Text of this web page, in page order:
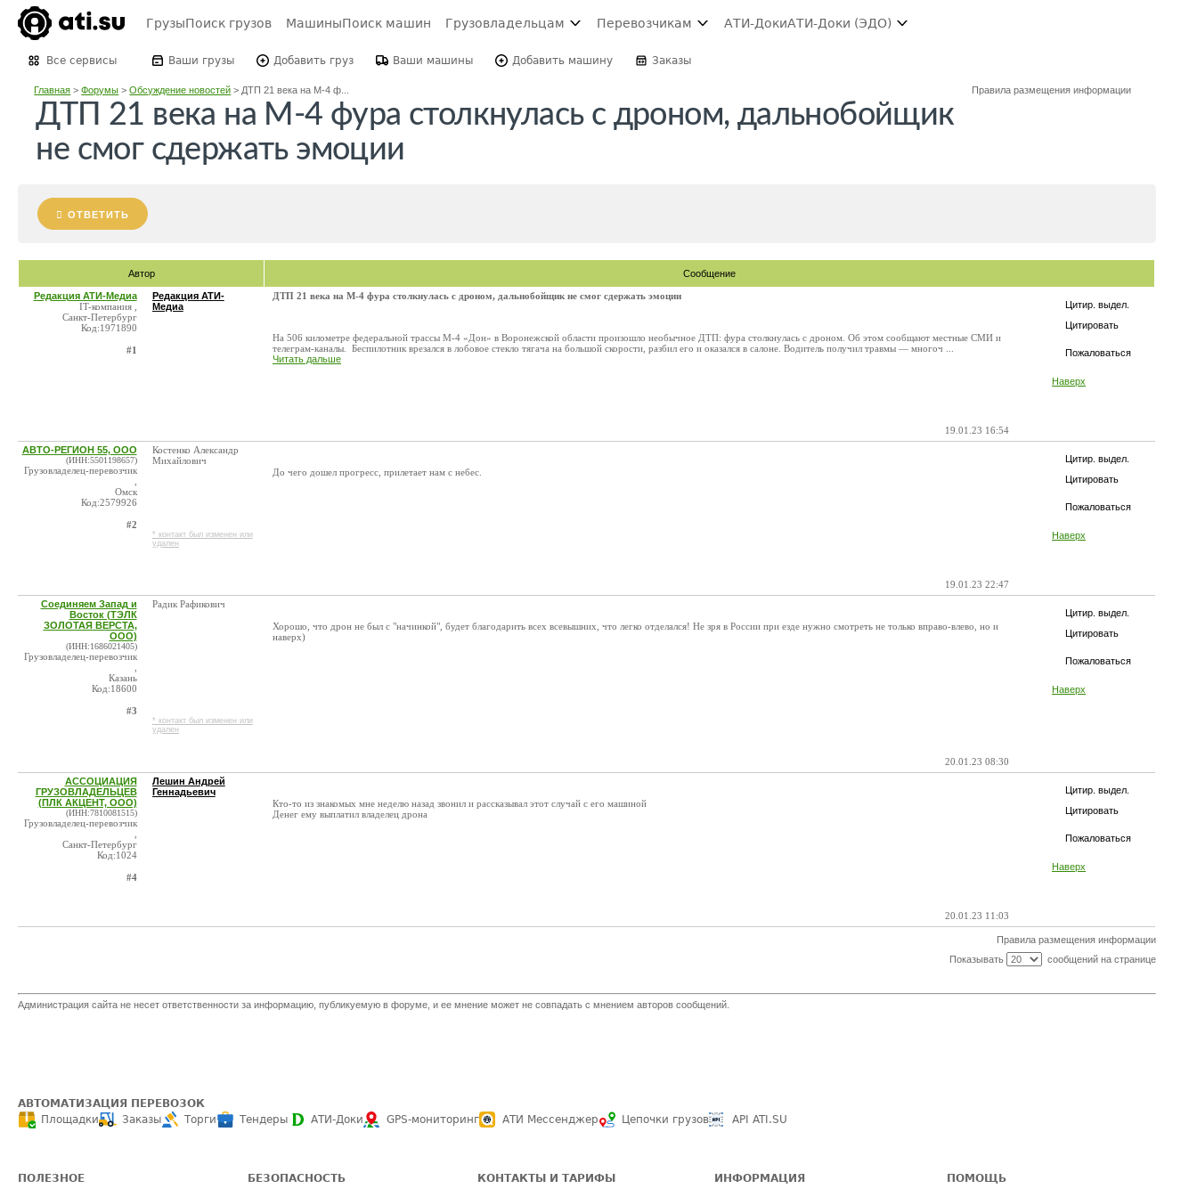
ГрузыПоиск грузов МашиныПоиск машин Грузовладельцам Перевозчикам АТИ-ДокиАТИ-Доки (ЭДО)
Все сервисы Ваши грузы Добавить груз Ваши машины Добавить машину Заказы
Главная >Форумы >Обсуждение новостей > ДТП 21 века на М-4 ф... Правила размещения информации
ДТП 21 века на М-4 фура столкнулась с дроном, дальнобойщик
не смог сдержать эмоции
ОТВЕТИТЬ
Автор Сообщение
Цитир. выдел.
Цитировать
Пожаловаться
Наверх
Редакция АТИ-Медиа
IT-компания ,
Санкт-Петербург
Код:1971890
#1
Редакция АТИ-
Медиа
ДТП 21 века на М-4 фура столкнулась с дроном, дальнобойщик не смог сдержать эмоции
На 506 километре федеральной трассы М-4 «Дон» в Воронежской области произошло необычное ДТП: фура столкнулась с дроном. Об этом сообщают местные СМИ и
телеграм-каналы. Беспилотник врезался в лобовое стекло тягача на большой скорости, разбил его и оказался в салоне. Водитель получил травмы — многоч ...
Читать дальше
19.01.23 16:54
Цитир. выдел.
Цитировать
Пожаловаться
Наверх
АВТО-РЕГИОН 55, ООО
(ИНН:5501198657)
Грузовладелец-перевозчик
Омск
Код:2579926
#2
Костенко Александр
Михайлович
* контакт был изменен или
удален
До чего дошел прогресс, прилетает нам с небес.
19.01.23 22:47
Цитир. выдел.
Цитировать
Пожаловаться
Наверх
Соединяем Запад и
Восток (ТЭЛК
ЗОЛОТАЯ ВЕРСТА,
ООО)
(ИНН:1686021405)
Грузовладелец-перевозчик
Казань
Код:18600
#3
Радик Рафикович
* контакт был изменен или
удален
Хорошо, что дрон не был с "начинкой", будет благодарить всех всевышних, что легко отделался! Не зря в России при езде нужно смотреть не только вправо-влево, но и
наверх)
20.01.23 08:30
Цитир. выдел.
Цитировать
Пожаловаться
Наверх
АССОЦИАЦИЯ
ГРУЗОВЛАДЕЛЬЦЕВ
(ПЛК АКЦЕНТ, ООО)
(ИНН:7810081515)
Грузовладелец-перевозчик
Санкт-Петербург
Код:1024
#4
Лешин Андрей
Геннадьевич
Кто-то из знакомых мне неделю назад звонил и рассказывал этот случай с его машиной
Денег ему выплатил владелец дрона
20.01.23 11:03
Правила размещения информации
Показывать
сообщений на странице
Администрация сайта не несет ответственности за информацию, публикуемую в форуме, и ее мнение может не совпадать с мнением авторов сообщений.
АВТОМАТИЗАЦИЯ ПЕРЕВОЗОК
Площадки
Заказы Торги Тендеры АТИ-Доки GPS-мониторинг АТИ Мессенджер Цепочки грузов API ATI.SU
ПОЛЕЗНОЕ БЕЗОПАСНОСТЬ КОНТАКТЫ И ТАРИФЫ ИНФОРМАЦИЯ ПОМОЩЬ